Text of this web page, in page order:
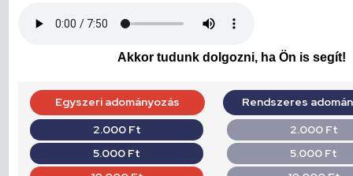
Akkor tudunk dolgozni, ha Ön is segít!